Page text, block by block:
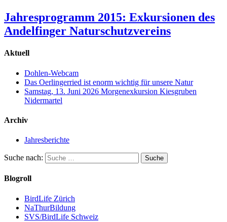
Jahresprogramm 2015: Exkursionen des
Andelfinger Naturschutzvereins
Aktuell
Dohlen-Webcam
Das Oerlingerried ist enorm wichtig für unsere Natur
Samstag, 13. Juni 2026 Morgenexkursion Kiesgruben
Nidermartel
Archiv
Jahresberichte
Suche nach:
Blogroll
BirdLife Zürich
NaThurBildung
SVS/BirdLife Schweiz